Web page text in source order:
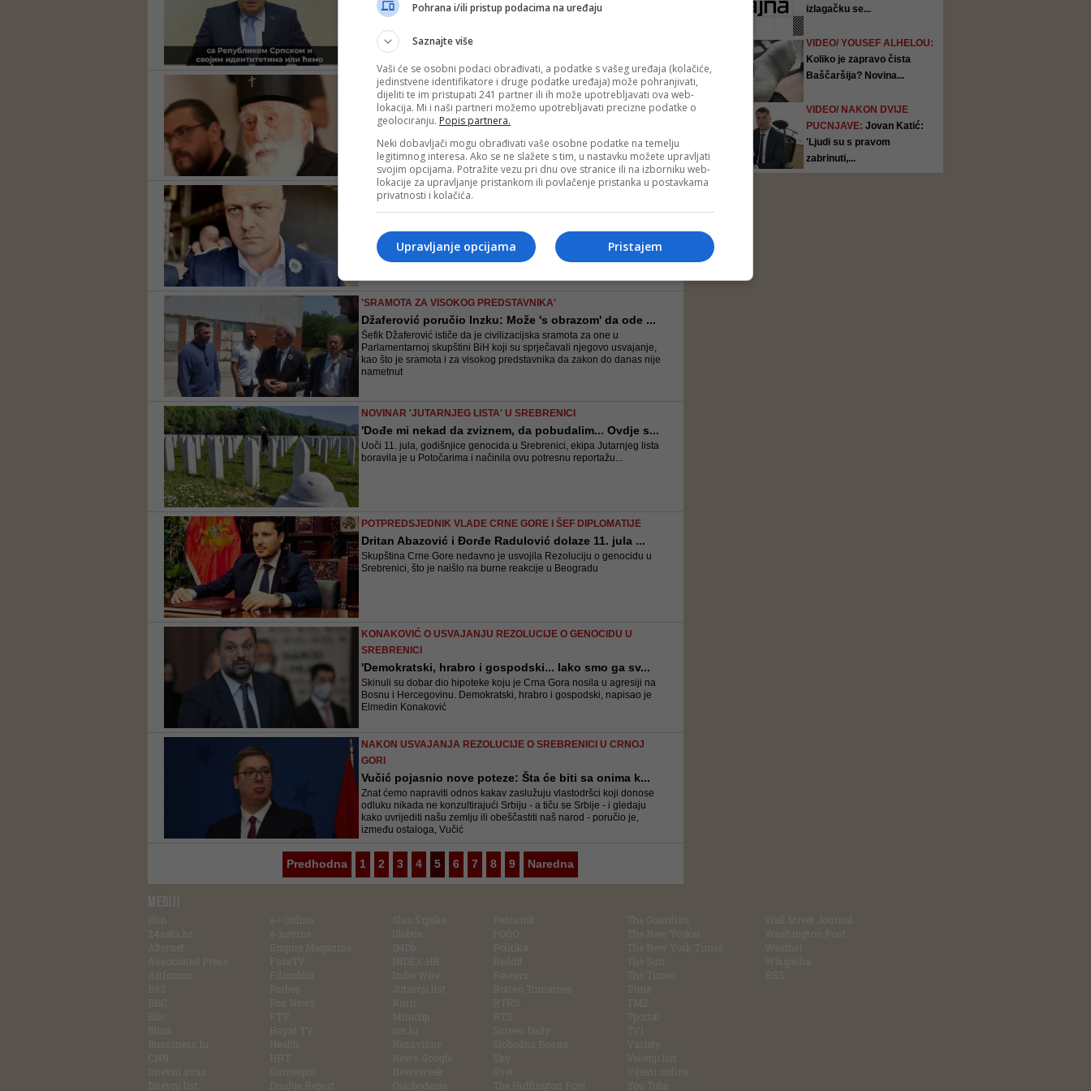
Dodik objavio spot: Pozivam RS da se okupi i brani...
Valentin Inzko visoki predstavnik u BiH, nametnuo je dopune u
Krivičnom zakonu BiH kojima se zabranjuje i kažnjava negiranje
genocida i veličanje ratnih zločinaca
'KAKVO JE TO HRIŠĆANSTVO'
Vladika Mihailo napadnut u Trebinju po povratku sa...
Kakvo je to hrišćanstvo svetosavske crkve koja vjerujuće sklone
prećeranome fanatizmu naoružava mržnjom prema drugim narodima
i bližnjima i podstiče nasilje nad drugim i drugačijim, upitao je vladika
Crnogorske pravoslavne crkve
DRUGA STRANA REPUBLIKE SRPSKE
Vojin Mijatović u Potočarima: Poklonio sam se sreb...
pojedinci iz mog naroda počinili genocid nad nevinim civilima iz mog
naroda. Ova rečenica je teška na koji god svetski jezik da je
prevedete"
'SRAMOTA ZA VISOKOG PREDSTAVNIKA'
Džaferović poručio Inzku: Može 's obrazom' da ode ...
Šefik Džaferović ističe da je civilizacijska sramota za one u
Parlamentarnoj skupštini BiH koji su sprječavali njegovo usvajanje,
kao što je sramota i za visokog predstavnika da zakon do danas nije
nametnut
NOVINAR 'JUTARNJEG LISTA' U SREBRENICI
'Dođe mi nekad da zviznem, da pobudalim... Ovdje s...
Uoči 11. jula, godišnjice genocida u Srebrenici, ekipa Jutarnjeg lista
boravila je u Potočarima i načinila ovu potresnu reportažu...
POTPREDSJEDNIK VLADE CRNE GORE I ŠEF DIPLOMATIJE
Dritan Abazović i Đorđe Radulović dolaze 11. jula ...
Skupština Crne Gore nedavno je usvojila Rezoluciju o genocidu u
Srebrenici, što je naišlo na burne reakcije u Beogradu
KONAKOVIĆ O USVAJANJU REZOLUCIJE O GENOCIDU U
SREBRENICI
'Demokratski, hrabro i gospodski... Iako smo ga sv...
Skinuli su dobar dio hipoteke koju je Crna Gora nosila u agresiji na
Bosnu i Hercegovinu. Demokratski, hrabro i gospodski, napisao je
Elmedin Konaković
NAKON USVAJANJA REZOLUCIJE O SREBRENICI U CRNOJ
GORI
Vučić pojasnio nove poteze: Šta će biti sa onima k...
Znat ćemo napraviti odnos kakav zaslužuju vlastodršci koji donose
odluku nikada ne konzultirajući Srbiju - a tiču se Srbije - i gledaju
kako uvrijediti našu zemlju ili obeščastiti naš narod - poručio je,
između ostaloga, Vučić
Predhodna 1 2 3 4 5 6 7 8 9 Naredna
izlagačku se...
VIDEO/ YOUSEF ALHELOU:
Koliko je zapravo čista
Baščaršija? Novina...
VIDEO/ NAKON DVIJE
PUCNJAVE: Jovan Katić:
'Ljudi su s pravom
zabrinuti,...
MEDIJI
Blin
24sata.hr
Alternet
Associated Press
Artforum
B92
BBC
Blic
Blinx
Bussiness.hr
CNN
Dnevni avaz
Dnevni list
e-! Online
e-novine
Empire Magazine
FaceTV
Filmofilia
Forbes
Fox News
FTV
Hayat TV
Health
HRT
Gamespot
Drudge Report
Glas Srpske
Globus
IMDb
INDEX.HR
Indie Wire
Jutarnji list
Kurir
Miniclip
net.hr
Nezavisne
News Google
Newsweek
Oslobođenje
Pešćanik
POGO
Politika
Reddit
Reuters
Rotten Tomatoes
RTRS
RTS
Screen Daily
Slobodna Bosna
Sky
Svet
The Huffington Post
The Guardian
The New Yorker
The New York Times
The Sun
The Times
Time
TMZ
Tportal
TV1
Variety
Večenji list
Vijesti online
You Tube
Wall Street Journal
Washington Post
Weather
Wikipedia
RSS
Pohrana i/ili pristup podacima na uređaju
Saznajte više
Vaši će se osobni podaci obrađivati, a podatke s vašeg uređaja (kolačiće,
jedinstvene identifikatore i druge podatke uređaja) može pohranjivati,
dijeliti te im pristupati 241 partner ili ih može upotrebljavati ova web-
lokacija. Mi i naši partneri možemo upotrebljavati precizne podatke o
geolociranju. Popis partnera.
Neki dobavljači mogu obrađivati vaše osobne podatke na temelju
legitimnog interesa. Ako se ne slažete s tim, u nastavku možete upravljati
svojim opcijama. Potražite vezu pri dnu ove stranice ili na izborniku web-
lokacije za upravljanje pristankom ili povlačenje pristanka u postavkama
privatnosti i kolačića.
Pristajem
Upravljanje opcijama